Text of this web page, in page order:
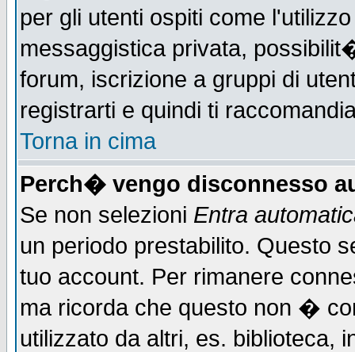
per gli utenti ospiti come
messaggistica privata,
forum, iscrizione a gruppi di
registrarti e quindi ti
Torna in cima
Perch� vengo disconnesso
Se non selezioni Entra
un periodo prestabilito. Questo
tuo account. Per rimanere
ma ricorda che questo non �
utilizzato da altri, es.